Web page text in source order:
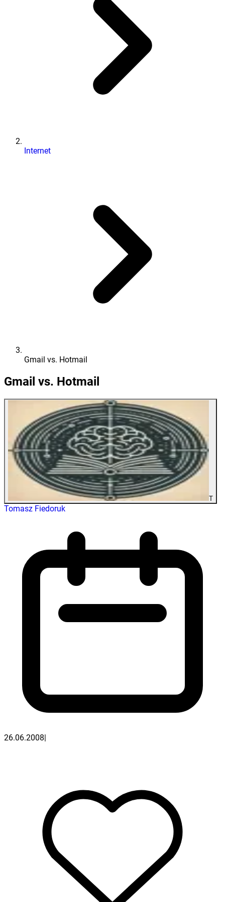
Internet
Gmail vs. Hotmail
Gmail vs. Hotmail
T
Tomasz Fiedoruk
26.06.2008|